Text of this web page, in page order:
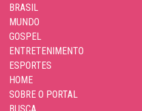
BRASIL
MUNDO
GOSPEL
ENTRETENIMENTO
ESPORTES
HOME
SOBRE O PORTAL